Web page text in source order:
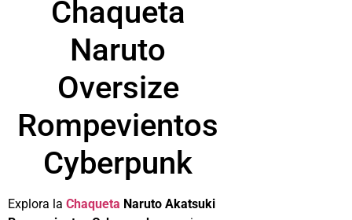
Chaqueta
Naruto
Oversize
Rompevientos
Cyberpunk
Explora la Chaqueta Naruto Akatsuki